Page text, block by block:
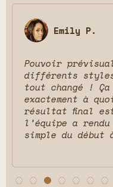
Emily P.
Pouvoir
différents
tout changé !
exactement à
résultat final
l’équipe a
simple du début